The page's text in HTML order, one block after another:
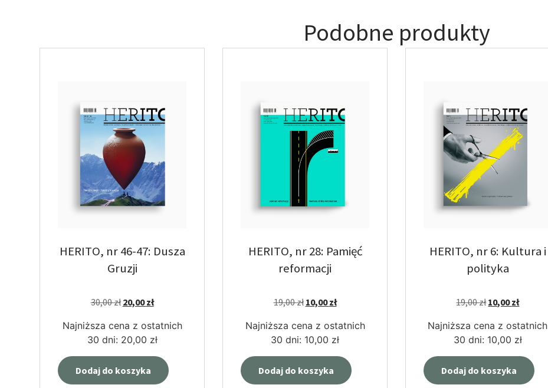
Podobne produkty
HERITO, nr 46-47: Dusza
Gruzji
30,00zł 20,00zł
Najniższa cena z ostatnich
30 dni: 20,00 zł
Dodaj do koszyka
HERITO, nr 28: Pamięć
reformacji
19,00zł 10,00zł
Najniższa cena z ostatnich
30 dni: 10,00 zł
Dodaj do koszyka
HERITO, nr 6: Kultura i
polityka
19,00zł10,00zł
Najniższa cena z ostatnich
30 dni: 10,00 zł
Dodaj do koszyka